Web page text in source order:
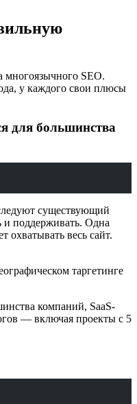
SEO.
у каждого свои плюсы
для большинства
существующий
и поддерживать. Одна
охватывать весь сайт.
таргетинге
компаний, SaaS-
— включая проекты с 5